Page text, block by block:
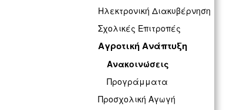
Ηλεκτρονική Διακυβέρνηση
Σχολικές Επιτροπές
Αγροτική Ανάπτυξη
Ανακοινώσεις
Προγράμματα
Προσχολική Αγωγή